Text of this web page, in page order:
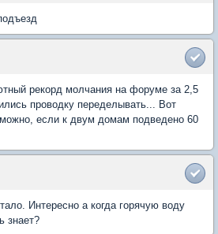
рекорд молчания на форуме за 2,5
проводку переделывать... Вот
если к двум домам подведено 60
Интересно а когда горячую воду
знает?